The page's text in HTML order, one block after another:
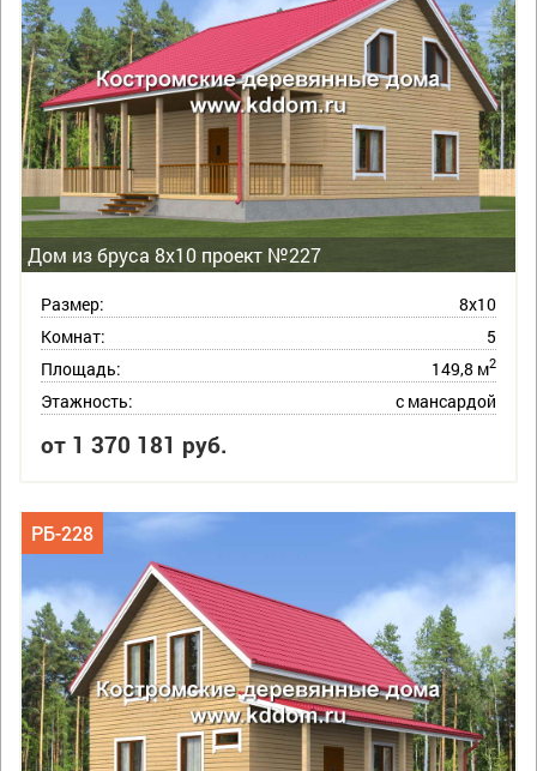
Дом из бруса 8х10 проект №227
Размер:
8х10
Комнат:
5
Площадь:
149,8 м2
Этажность: с мансардой
от 1 370 181 руб.
РБ-228